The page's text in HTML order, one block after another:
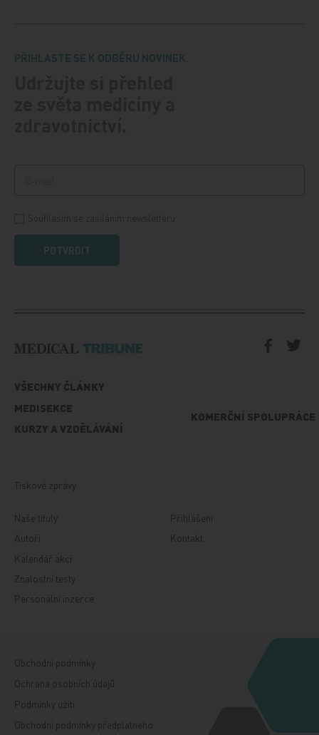
PŘIHLASTE SE K ODBĚRU NOVINEK.
POTVRDIT
VŠECHNY ČLÁNKY
MEDISEKCE
KURZY A VZDĚLÁVÁNÍ
KOMERČNÍ SPOLUPRÁCE
Tiskové zprávy
Naše tituly
Autoři
Kalendář akcí
Znalostní testy
Personální inzerce
Přihlášení
Kontakt
Obchodní podmínky
Ochrana osobních údajů
Podmínky užití
Obchodní podmínky předplatného